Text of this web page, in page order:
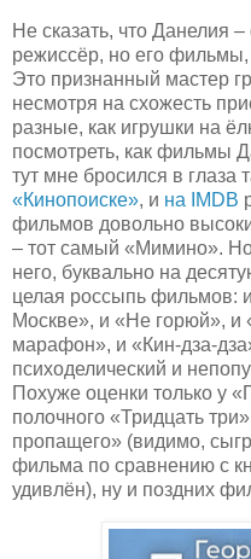
Не сказать, что Данелия
режиссёр, но его
Это признанный мастер
несмотря на схожесть
разные, как игрушки на
посмотреть, как фильмы
тут мне бросился в глаза
«Кинопоиске», и на IMDB
фильмов довольно
– тот самый «Мимино».
него, буквально на
целая россыпь фильмов:
Москве», и «Не горюй»,
марафон», и «Кин-дза-
психоделический и
Похуже оценки только у
полочного «Тридцать
пропащего» (видимо,
фильма по сравнению с
удивлён), ну и поздних